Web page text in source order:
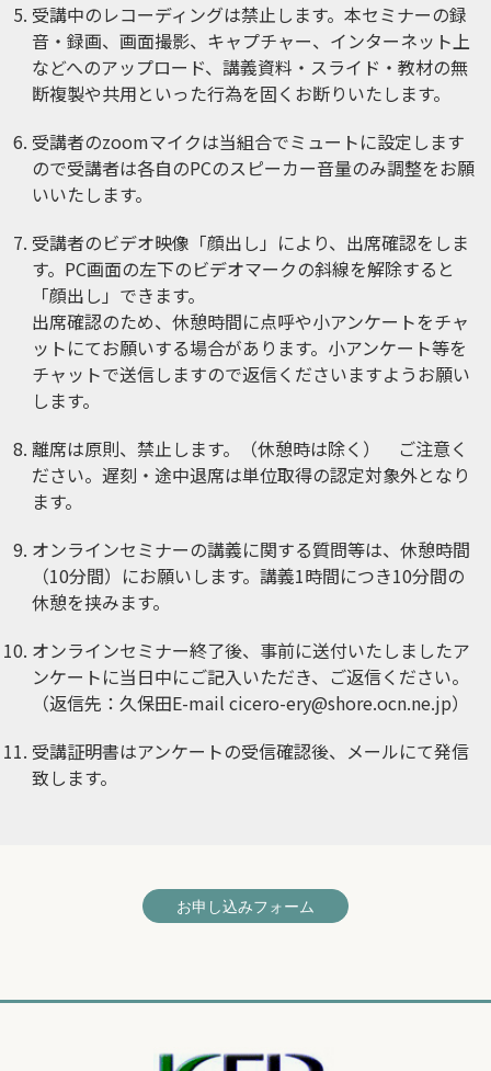
受講中のレコーディングは禁止します。本セミナーの録
音・録画、画面撮影、キャプチャー、インターネット上
などへのアップロード、講義資料・スライド・教材の無
断複製や共用といった行為を固くお断りいたします。
受講者のzoomマイクは当組合でミュートに設定します
ので受講者は各自のPCのスピーカー音量のみ調整をお願
いいたします。
受講者のビデオ映像「顔出し」により、出席確認をしま
す。PC画面の左下のビデオマークの斜線を解除すると
「顔出し」できます。
出席確認のため、休憩時間に点呼や小アンケートをチャ
ットにてお願いする場合があります。小アンケート等を
チャットで送信しますので返信くださいますようお願い
します。
離席は原則、禁止します。（休憩時は除く） ご注意く
ださい。遅刻・途中退席は単位取得の認定対象外となり
ます。
オンラインセミナーの講義に関する質問等は、休憩時間
（10分間）にお願いします。講義1時間につき10分間の
休憩を挟みます。
オンラインセミナー終了後、事前に送付いたしましたア
ンケートに当日中にご記入いただき、ご返信ください。
（返信先：久保田E-mail cicero-ery@shore.ocn.ne.jp）
受講証明書はアンケートの受信確認後、メールにて発信
致します。
お申し込みフォーム